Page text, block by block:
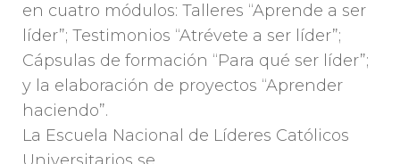
en cuatro módulos: Talleres “Aprende a ser
líder”; Testimonios “Atrévete a ser líder”;
Cápsulas de formación “Para qué ser líder”;
y la elaboración de proyectos “Aprender
haciendo”.
La Escuela Nacional de Líderes Católicos